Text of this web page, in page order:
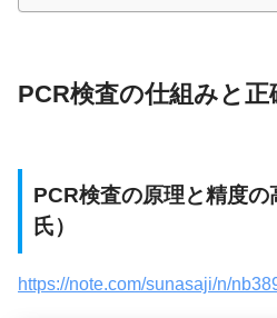
PCR検査の仕組みと
PCR検査の原理と精度
氏）
https://note.com/sunasaji/n/